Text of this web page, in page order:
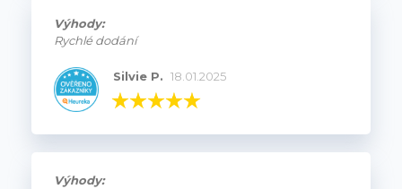
Výhody:
Rychlé dodání
Silvie P. 18.01.2025
Výhody: